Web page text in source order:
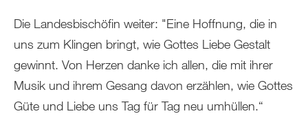
Die Landesbischöfin weiter: "Eine Hoffnung, die in
uns zum Klingen bringt, wie Gottes Liebe Gestalt
gewinnt. Von Herzen danke ich allen, die mit ihrer
Musik und ihrem Gesang davon erzählen, wie Gottes
Güte und Liebe uns Tag für Tag neu umhüllen.“